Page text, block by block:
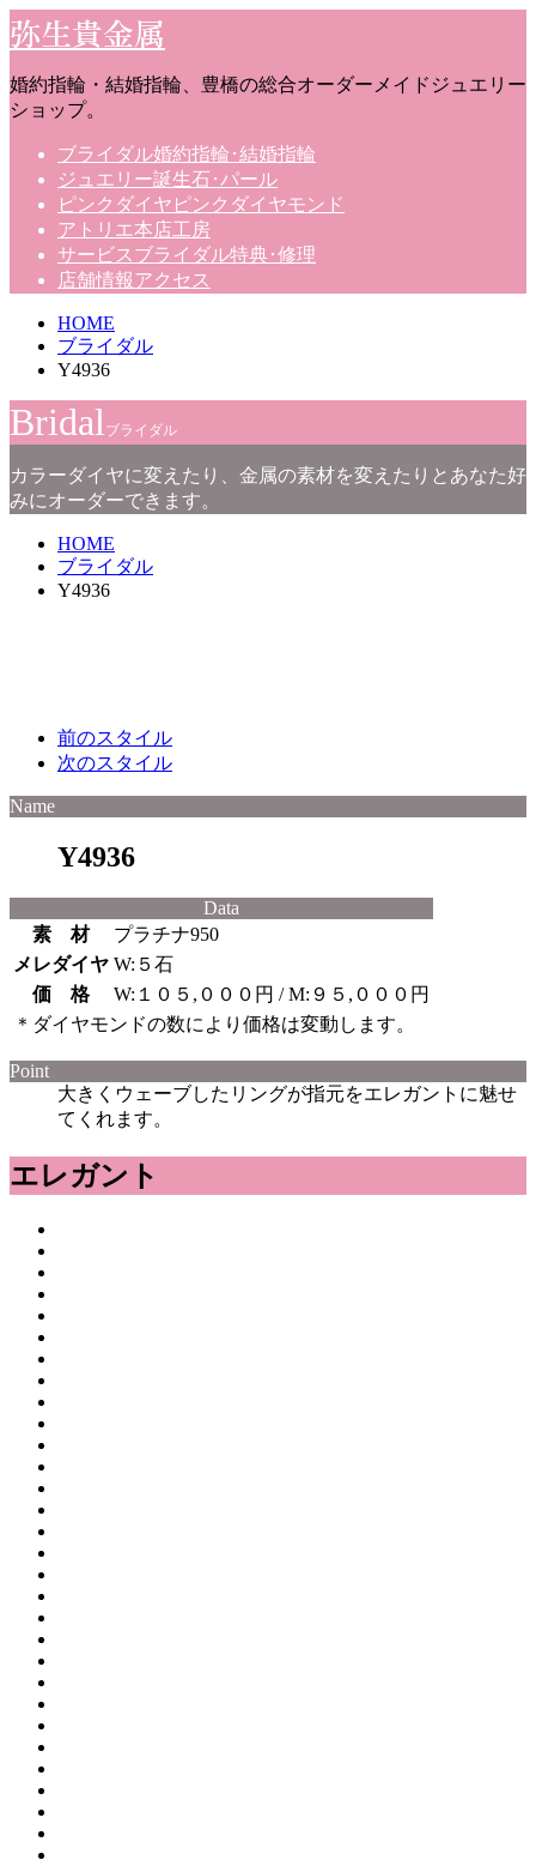
弥生貴金属
婚約指輪・結婚指輪、豊橋の総合オーダーメイドジュエリー
ショップ。
ブライダル婚約指輪･結婚指輪
ジュエリー誕生石･パール
ピンクダイヤ ピンクダイヤモンド
アトリエ本店工房
サービス ブライダル特典･修理
店舗情報アクセス
HOME
ブライダル
Y4936
Bridal ブライダル
カラーダイヤに変えたり、金属の素材を変えたりとあなた好
みにオーダーできます。
HOME
ブライダル
Y4936
前のスタイル
次のスタイル
Name
Y4936
Data
素 材
プラチナ950
メレダイヤ W:５石
価 格
W:１０５,０００円 / M:９５,０００円
＊ダイヤモンドの数により価格は変動します。
Point
大きくウェーブしたリングが指元をエレガントに魅せ
てくれます。
エレガント